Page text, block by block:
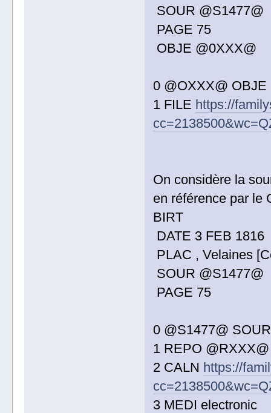
SOUR @S1477@
PAGE 75
OBJE @0XXX@
0 @OXXX@ OBJE
1 FILE https://
On considère la
en référence par le
BIRT
DATE 3 FEB 1816
PLAC , Velaines
SOUR @S1477@
PAGE 75
0 @S1477@ SOUR
1 REPO @RXXX@
2 CALN https://
3 MEDI electronic